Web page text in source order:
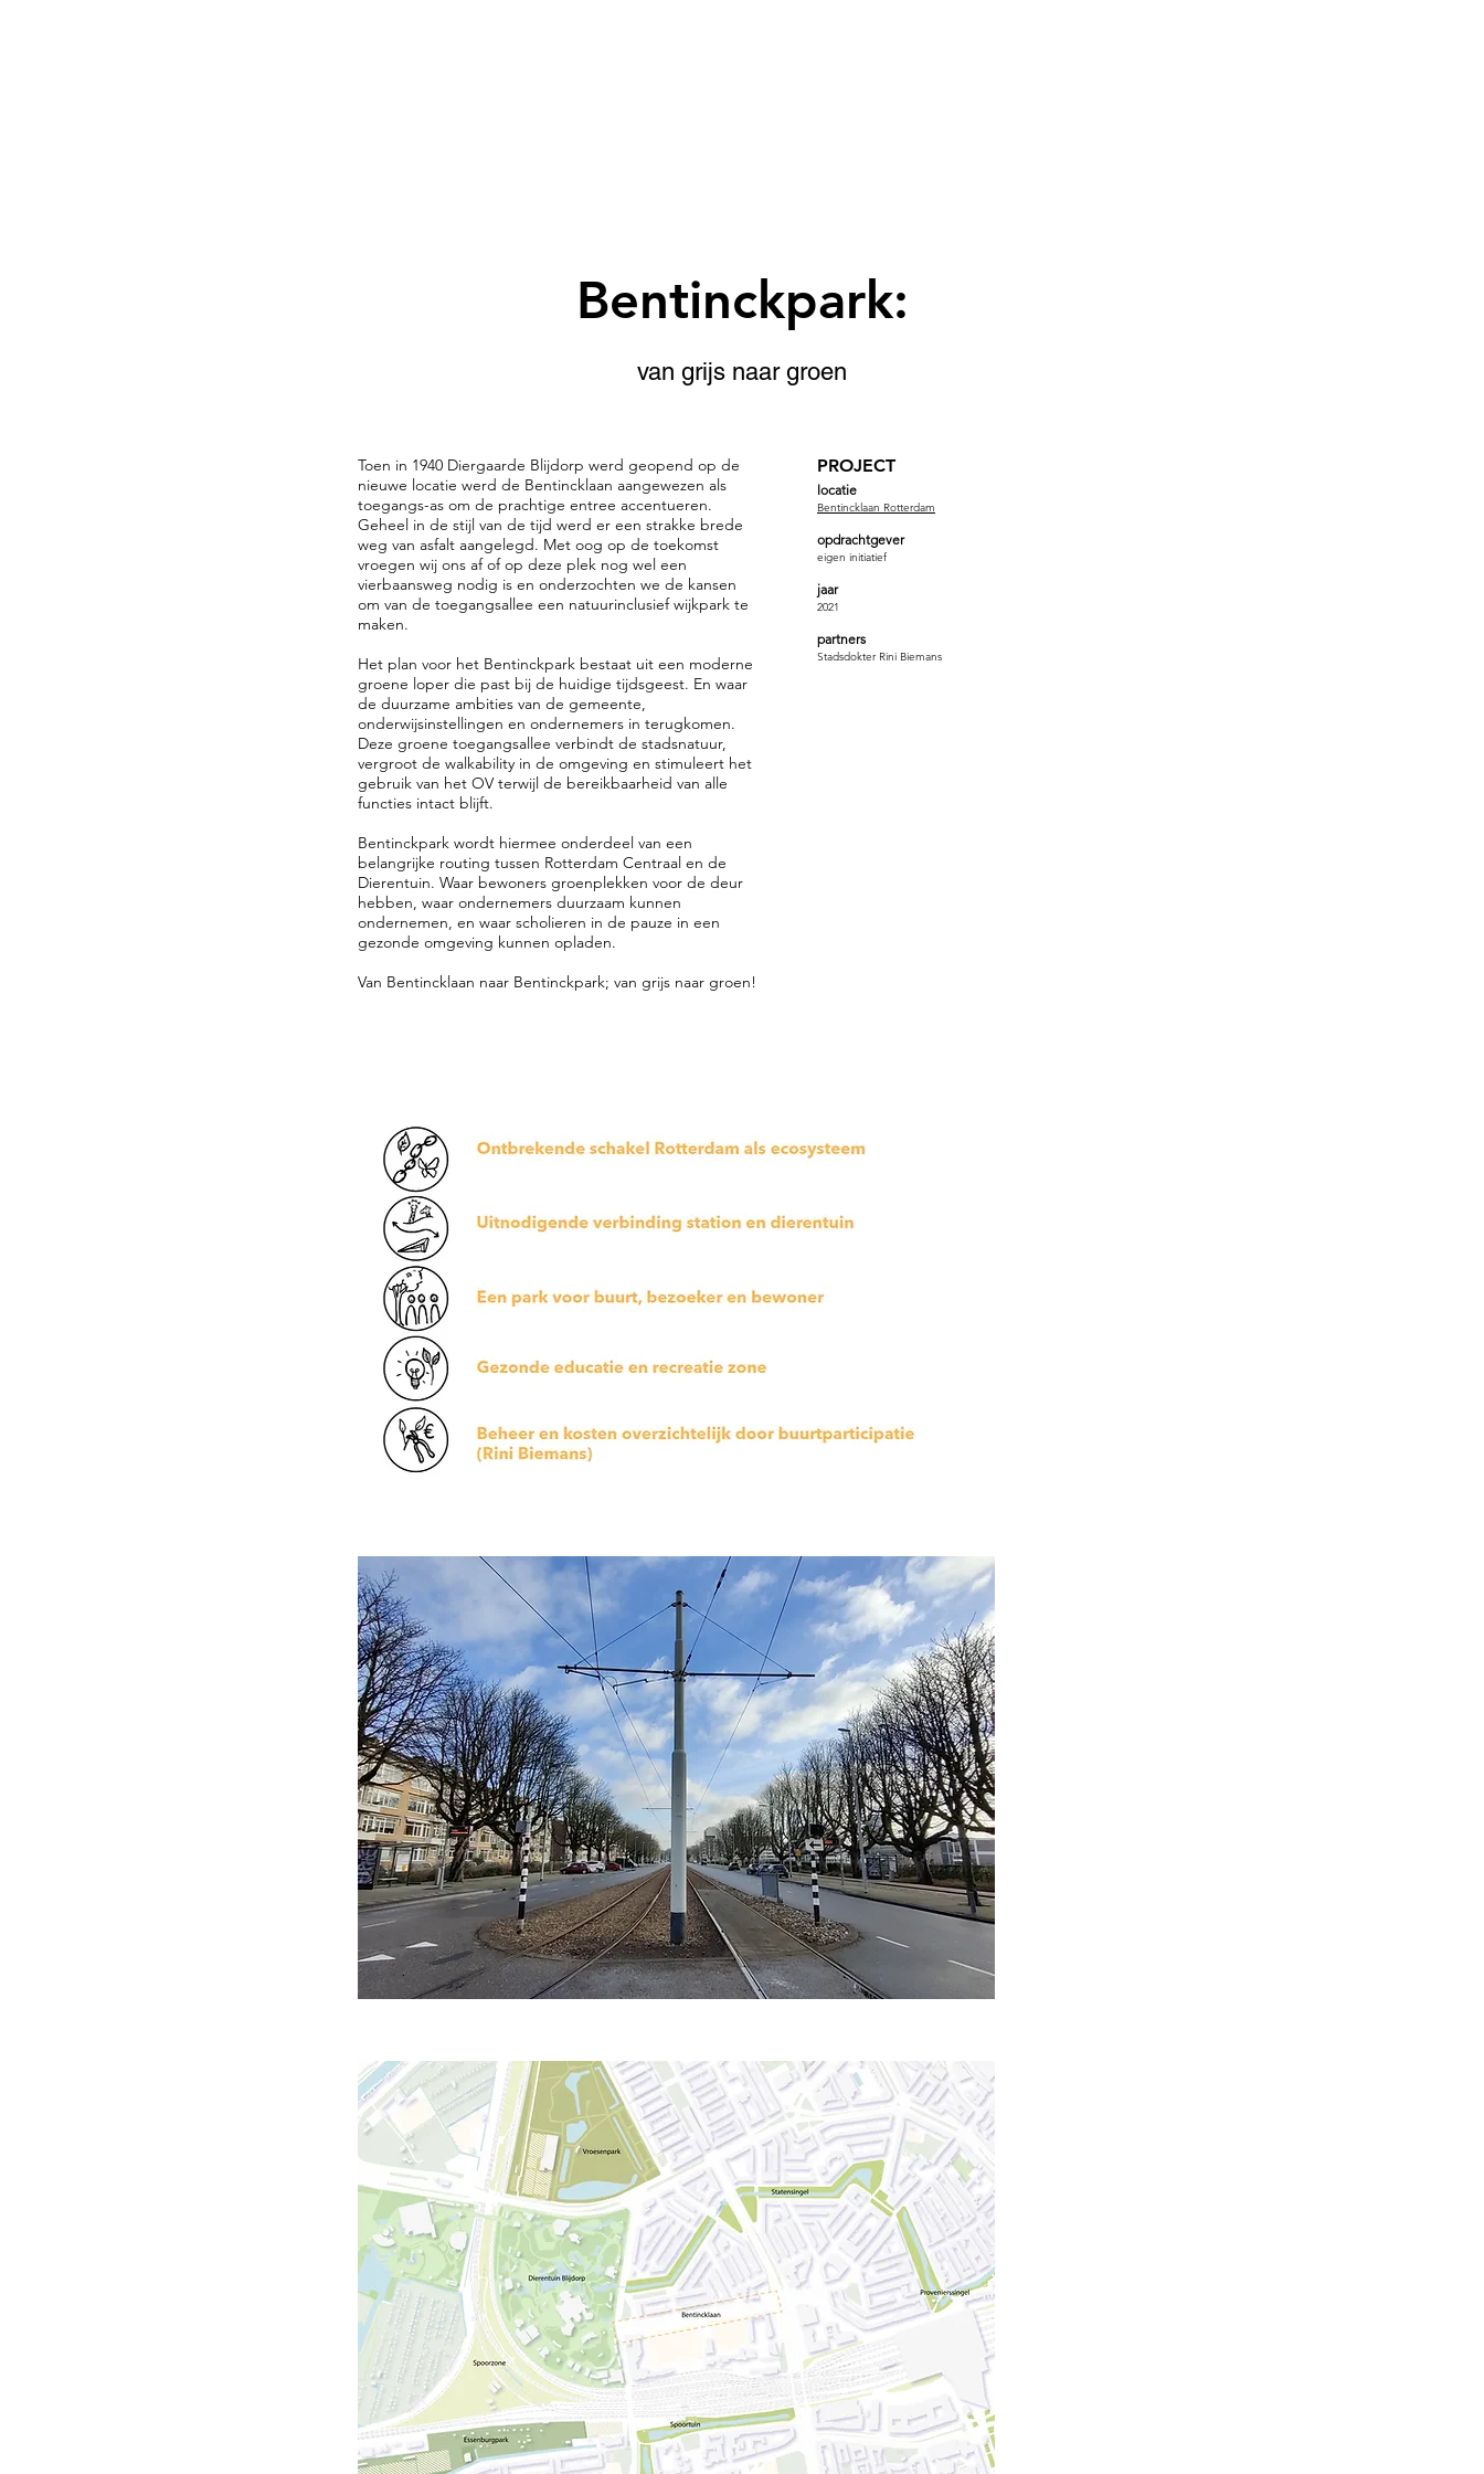
Bentinckpark:
van grijs naar groen
Toen in 1940 Diergaarde Blijdorp werd geopend op de
nieuwe locatie werd de Bentincklaan aangewezen als
toegangs-as om de prachtige entree accentueren.
Geheel in de stijl van de tijd werd er een strakke brede
weg van asfalt aangelegd. Met oog op de toekomst
vroegen wij ons af of op deze plek nog wel een
vierbaansweg nodig is en onderzochten we de kansen
om van de toegangsallee een natuurinclusief wijkpark te
maken.
Het plan voor het Bentinckpark bestaat uit een moderne
groene loper die past bij de huidige tijdsgeest. En waar
de duurzame ambities van de gemeente,
onderwijsinstellingen en ondernemers in terugkomen.
Deze groene toegangsallee verbindt de stadsnatuur,
vergroot de walkability in de omgeving en stimuleert het
gebruik van het OV terwijl de bereikbaarheid van alle
functies intact blijft.
Bentinckpark wordt hiermee onderdeel van een
belangrijke routing tussen Rotterdam Centraal en de
Dierentuin. Waar bewoners groenplekken voor de deur
hebben, waar ondernemers duurzaam kunnen
ondernemen, en waar scholieren in de pauze in een
gezonde omgeving kunnen opladen.
Van Bentincklaan naar Bentinckpark; van grijs naar groen!
PROJECT
locatie
Bentincklaan Rotterdam
opdrachtgever
eigen initiatief
jaar
2021
partners
Stadsdokter Rini Biemans